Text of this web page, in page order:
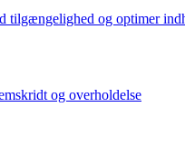
tilgængelighed og optimer
og overholdelse